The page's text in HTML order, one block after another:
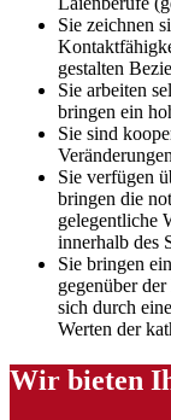
Sie zeichnen
gestalten
Sie arbeiten
bringen ein
Sie sind
Sie verfügen
bringen die
gelegentliche
innerhalb des
Sie bringen
gegenüber
sich durch
Werten der
Wir bieten